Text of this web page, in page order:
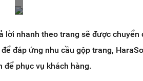
nhanh theo trang sẽ được chuyển
đáp ứng nhu cầu gộp trang,
để phục vụ khách hàng.